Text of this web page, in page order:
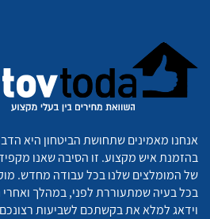
אנחנו מאמינים שתחושת הביטחון היא
בהזמנת איש מקצוע. זו הסיבה שאנו
של המומלצים שלנו בכל עבודה מחדש.
בכל בעיה שמתעוררת לפני, במהלך
וידאג למלא את בקשתכם לשביעות